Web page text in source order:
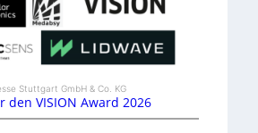
Stuttgart GmbH & Co. KG
VISION Award 2026